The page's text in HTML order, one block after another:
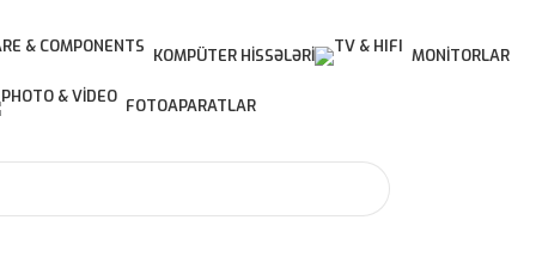
KOMPÜTER HISSƏLƏRI MONITORLAR
FOTOAPARATLAR